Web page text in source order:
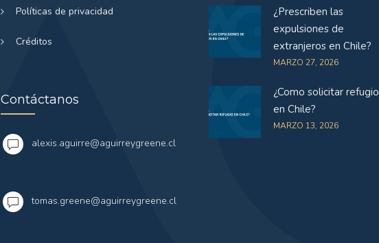
Políticas de privacidad
Créditos
Contáctanos
alexis.aguirre@aguirreygreene.cl
tomas.greene@aguirreygreene.cl
¿Prescriben las
expulsiones de
extranjeros en Chile?
MARZO 27, 2026
¿Como solicitar refugio
en Chile?
MARZO 13, 2026